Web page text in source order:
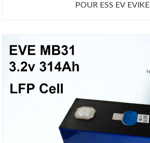
POUR ESS EV EVIKE